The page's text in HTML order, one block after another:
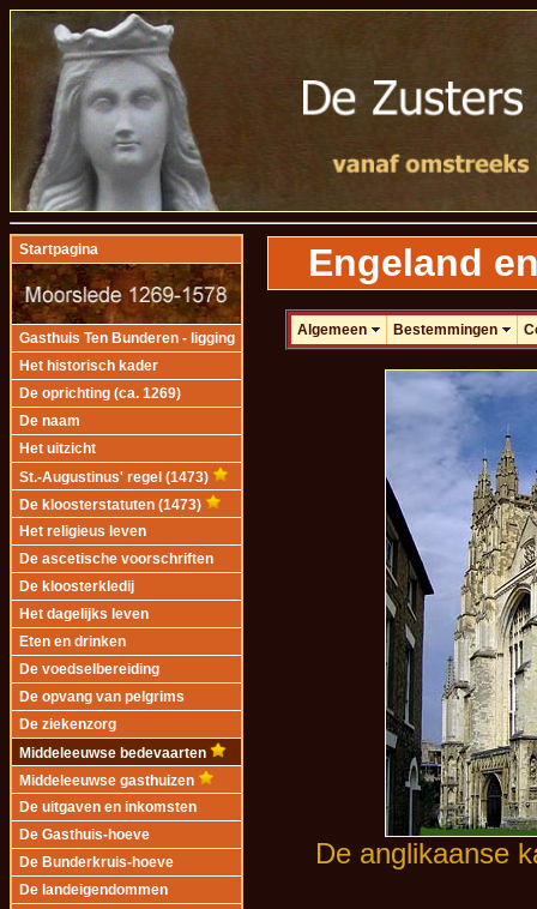
Startpagina
Gasthuis Ten Bunderen - ligging
Het historisch kader
De oprichting (ca. 1269)
De naam
Het uitzicht
St.-Augustinus' regel (1473)
De kloosterstatuten (1473)
Het religieus leven
De ascetische voorschriften
De kloosterkledij
Het dagelijks leven
Eten en drinken
De voedselbereiding
De opvang van pelgrims
De ziekenzorg
Middeleeuwse bedevaarten
Middeleeuwse gasthuizen
De uitgaven en inkomsten
De Gasthuis-hoeve
De Bunderkruis-hoeve
De landeigendommen
Engeland
Algemeen Bestemmingen
De anglikaanse